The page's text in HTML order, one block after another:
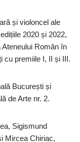
și violoncel ale
2020 și 2022,
Român în
cu premiile I, II și III.
București și
de Arte nr. 2.
Sigismund
Mircea Chiriac,